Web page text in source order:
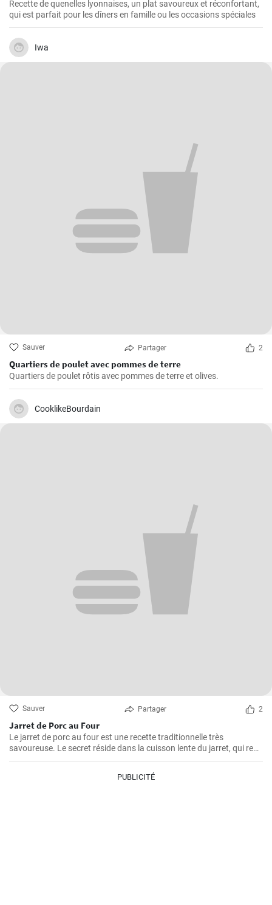
Recette de quenelles lyonnaises, un plat savoureux et réconfortant,
qui est parfait pour les dîners en famille ou les occasions spéciales
Iwa
Sauver Partager 2
Quartiers de poulet avec pommes de terre
Quartiers de poulet rôtis avec pommes de terre et olives.
CooklikeBourdain
Sauver Partager 2
Jarret de Porc au Four
Le jarret de porc au four est une recette traditionnelle très
savoureuse. Le secret réside dans la cuisson lente du jarret, qui rend
la viande juteuse et fondante en bouche. Suivez cette démarche
étape par étape pour obtenir un plat plein de saveur.
PUBLICITÉ